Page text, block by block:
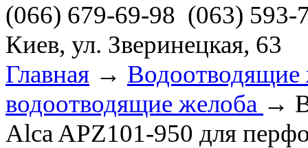
(066) 679-69-98 (063) 593-
Киев, ул. Зверинецкая, 63
Главная → Водоотводящие
водоотводящие желоба →
Alca APZ101-950 для